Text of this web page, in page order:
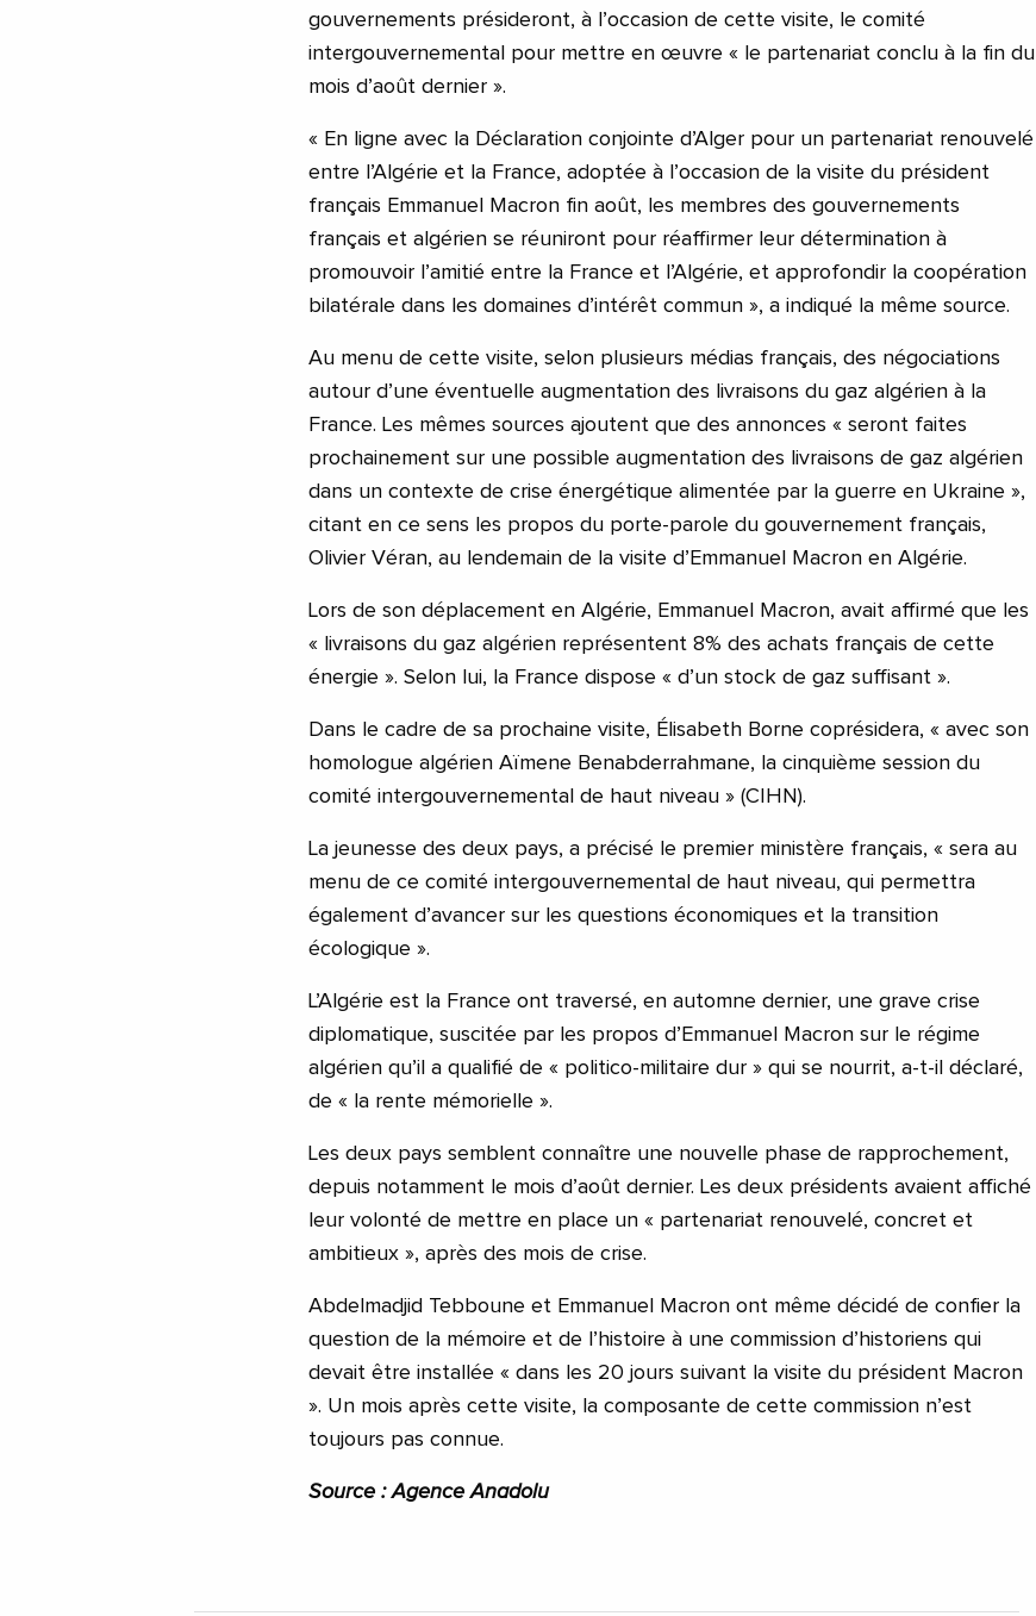
gouvernements présideront, à l’occasion de cette visite, le comité
intergouvernemental pour mettre en œuvre « le partenariat conclu à la fin du
mois d’août dernier ».
« En ligne avec la Déclaration conjointe d’Alger pour un partenariat renouvelé
entre l’Algérie et la France, adoptée à l’occasion de la visite du président
français Emmanuel Macron fin août, les membres des gouvernements
français et algérien se réuniront pour réaffirmer leur détermination à
promouvoir l’amitié entre la France et l’Algérie, et approfondir la coopération
bilatérale dans les domaines d’intérêt commun », a indiqué la même source.
Au menu de cette visite, selon plusieurs médias français, des négociations
autour d’une éventuelle augmentation des livraisons du gaz algérien à la
France. Les mêmes sources ajoutent que des annonces « seront faites
prochainement sur une possible augmentation des livraisons de gaz algérien
dans un contexte de crise énergétique alimentée par la guerre en Ukraine »,
citant en ce sens les propos du porte-parole du gouvernement français,
Olivier Véran, au lendemain de la visite d’Emmanuel Macron en Algérie.
Lors de son déplacement en Algérie, Emmanuel Macron, avait affirmé que les
« livraisons du gaz algérien représentent 8% des achats français de cette
énergie ». Selon lui, la France dispose « d’un stock de gaz suffisant ».
Dans le cadre de sa prochaine visite, Élisabeth Borne coprésidera, « avec son
homologue algérien Aïmene Benabderrahmane, la cinquième session du
comité intergouvernemental de haut niveau » (CIHN).
La jeunesse des deux pays, a précisé le premier ministère français, « sera au
menu de ce comité intergouvernemental de haut niveau, qui permettra
également d’avancer sur les questions économiques et la transition
écologique ».
L’Algérie est la France ont traversé, en automne dernier, une grave crise
diplomatique, suscitée par les propos d’Emmanuel Macron sur le régime
algérien qu’il a qualifié de « politico-militaire dur » qui se nourrit, a-t-il déclaré,
de « la rente mémorielle ».
Les deux pays semblent connaître une nouvelle phase de rapprochement,
depuis notamment le mois d’août dernier. Les deux présidents avaient affiché
leur volonté de mettre en place un « partenariat renouvelé, concret et
ambitieux », après des mois de crise.
Abdelmadjid Tebboune et Emmanuel Macron ont même décidé de confier la
question de la mémoire et de l’histoire à une commission d’historiens qui
devait être installée « dans les 20 jours suivant la visite du président Macron
». Un mois après cette visite, la composante de cette commission n’est
toujours pas connue.
Source : Agence Anadolu